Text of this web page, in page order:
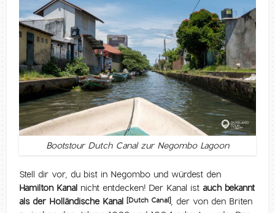
Bootstour Dutch Canal zur Negombo Lagoon
Stell dir vor, du bist in Negombo und würdest den
Hamilton Kanal nicht entdecken! Der Kanal istauch bekannt
als der Holländische Kanal [Dutch Canal] , der von den Briten